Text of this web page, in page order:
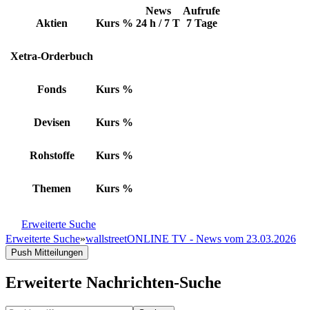
Aktien Kurs %
News
24 h / 7 T
Aufrufe
7 Tage
Xetra-Orderbuch
Fonds Kurs %
Devisen Kurs %
Rohstoffe Kurs %
Themen Kurs %
Erweiterte Suche
Erweiterte Suche»wallstreetONLINE TV - News vom 23.03.2026
Push Mitteilungen
Erweiterte Nachrichten-Suche